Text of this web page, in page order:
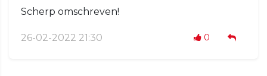
Scherp omschreven!
26-02-2022 21:30 0